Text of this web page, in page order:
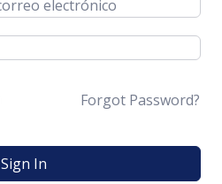
Forgot Password?
Sign In